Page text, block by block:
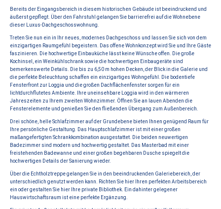
Bereits der Eingangsbereich in diesem historischen Gebäude ist beeindruckend und
äußerst gepflegt. Über den Fahrstuhl gelangen Sie barrierefrei auf die Wohnebene
dieser Luxus-Dachgeschosswohnung.
Treten Sie nun ein in Ihr neues, modernes Dachgeschoss und lassen Sie sich von dem
einzigartigen Raumgefühl begeistern. Das offene Wohnkonzept wird Sie und Ihre Gäste
faszinieren. Die hochwertige Einbauküche lässt keine Wünsche offen. Die große
Kochinsel, ein Weinkühlschrank sowie die hochwertigen Einbaugeräte sind
bemerkenswerte Details. Die bis zu 6,50 m hohen Decken, der Blick in die Galerie und
die perfekte Beleuchtung schaffen ein einzigartiges Wohngefühl. Die bodentiefe
Fensterfront zur Loggia und die großen Dachflächenfenster sorgen für ein
lichtdurchflutetes Ambiente. Ihre uneinsehbare Loggia wird in den wärmeren
Jahreszeiten zu Ihrem zweiten Wohnzimmer. Öffnen Sie an lauen Abenden die
Fensterelemente und genießen Sie den fließenden Übergang zum Außenbereich.
Drei schöne, helle Schlafzimmer auf der Grundebene bieten Ihnen genügend Raum für
Ihre persönliche Gestaltung. Das Hauptschlafzimmer ist mit einer großen
maßangefertigten Schrankkombination ausgestattet. Die beiden neuwertigen
Badezimmer sind modern und hochwertig gestaltet. Das Masterbad mit einer
freistehenden Badewanne und einer großen begehbaren Dusche spiegelt die
hochwertigen Details der Sanierung wieder.
Über die Echtholztreppe gelangen Sie in den beeindruckenden Galeriebereich, der
unterschiedlich genutzt werden kann. Richten Sie hier Ihren perfekten Arbeitsbereich
ein oder gestalten Sie hier Ihre private Bibliothek. Ein dahinter gelegener
Hauswirtschaftsraum ist eine perfekte Ergänzung.